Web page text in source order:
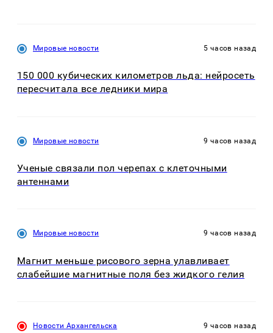
Мировые новости 5 часов назад
150 000 кубических километров льда: нейросеть
пересчитала все ледники мира
Мировые новости 9 часов назад
Ученые связали пол черепах с клеточными
антеннами
Мировые новости 9 часов назад
Магнит меньше рисового зерна улавливает
слабейшие магнитные поля без жидкого гелия
Новости Архангельска 9 часов назад